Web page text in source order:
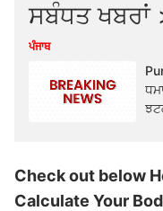
ਸਬੰਧਤ ਖਬਰਾਂ
ਪੰਜਾਬ
Check out below
Calculate Your